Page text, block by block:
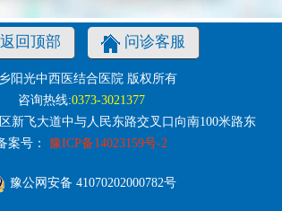
返回顶部 问诊客服
阳光中西医结合医院 版权所有
咨询热线:0373-3021377
新飞大道中与人民东路交叉口向南100米路东
案号： 豫ICP备14023159号-2
豫公网安备 41070202000782号